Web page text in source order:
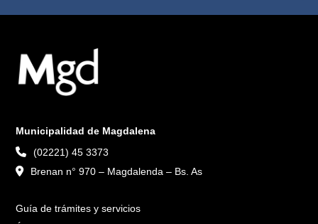
Municipalidad de Magdalena
(02221) 45 3373
Brenan n° 970 – Magdalenda – Bs. As
Guía de trámites y servicios